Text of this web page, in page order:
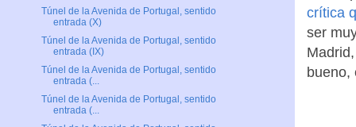
Entre
crítica
ser
Túnel de la Avenida de Portugal, sentido
entrada (X)
Túnel de la Avenida de Portugal, sentido
entrada (IX)
Túnel de la Avenida de Portugal, sentido
entrada (...
Túnel de la Avenida de Portugal, sentido
entrada (...